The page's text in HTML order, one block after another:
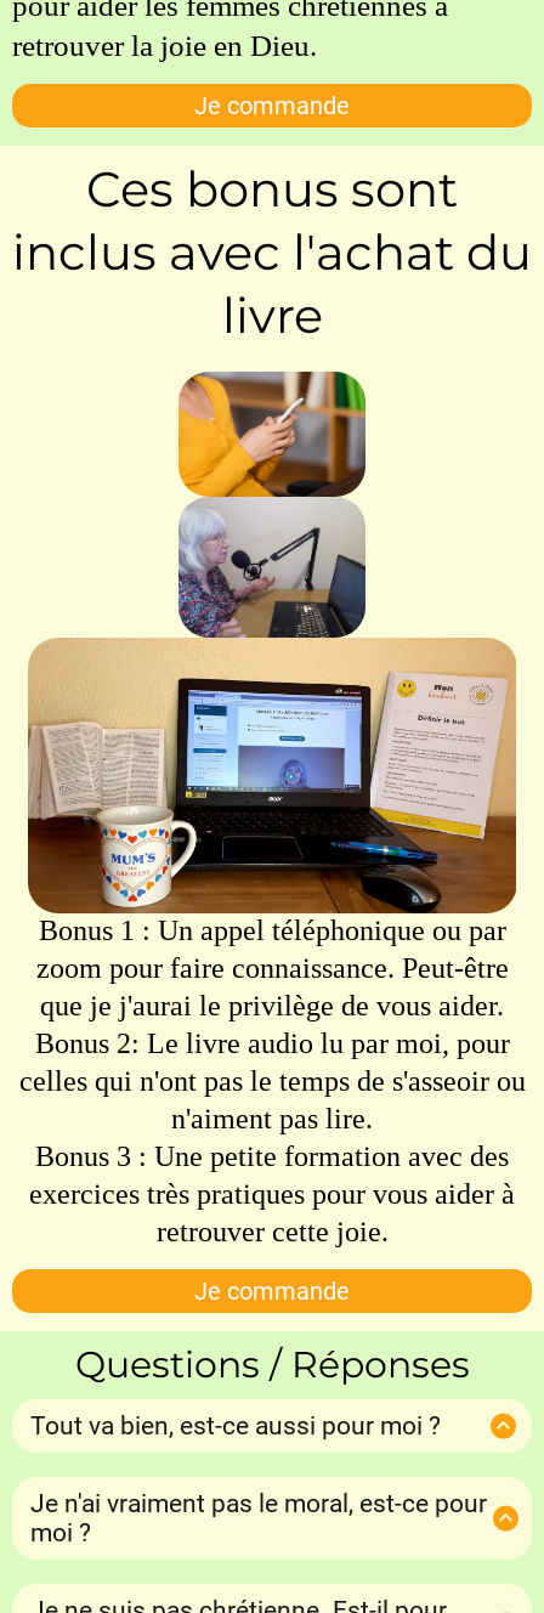
retrouver la joie en Dieu.
Je commande
Ces bonus sont
inclus avec l'achat du
livre
Bonus 1 : Un appel téléphonique ou par
zoom pour faire connaissance. Peut-être
que je j'aurai le privilège de vous aider.
Bonus 2: Le livre audio lu par moi, pour
celles qui n'ont pas le temps de s'asseoir ou
n'aiment pas lire.
Bonus 3 : Une petite formation avec des
exercices très pratiques pour vous aider à
retrouver cette joie.
Je commande
Questions / Réponses
Tout va bien, est-ce aussi pour moi ?
Bien sûr ! Mais la vie , à un moment ou un autre ne
vous épargnera pas de moments difficiles. Il vous
aidera aussi à comprendre et à avoir de l'empathie
pour ceux qui souffrent dans votre entourage.
Je n'ai vraiment pas le moral, est-ce pour
moi ?
Oui, tout à fait. Il vous aidera à comprendre ce qui
ne va pas. Vous trouverez des pistes concrètes à